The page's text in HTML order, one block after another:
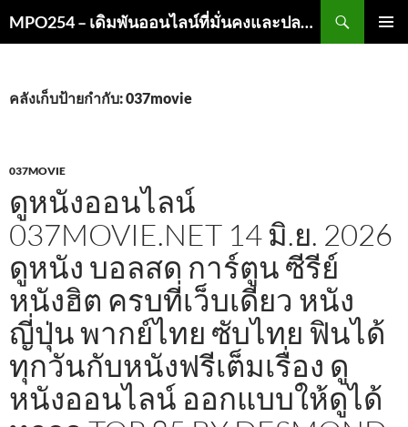
MPO254 – เดิมพันออนไลน์ที่มั่นคงและปลอดภัย
เนื้อหา
คลังเก็บป้ายกำกับ: 037movie
037MOVIE
ดูหนังออนไลน์
037MOVIE.NET 14 มิ.ย. 2026
ดูหนัง บอลสด การ์ตูน ซีรีย์
หนังฮิต ครบที่เว็บเดียว หนัง
ญี่ปุ่น พากย์ไทย ซับไทย ฟินได้
ทุกวันกับหนังฟรีเต็มเรื่อง ดู
หนังออนไลน์ ออกแบบให้ดูได้